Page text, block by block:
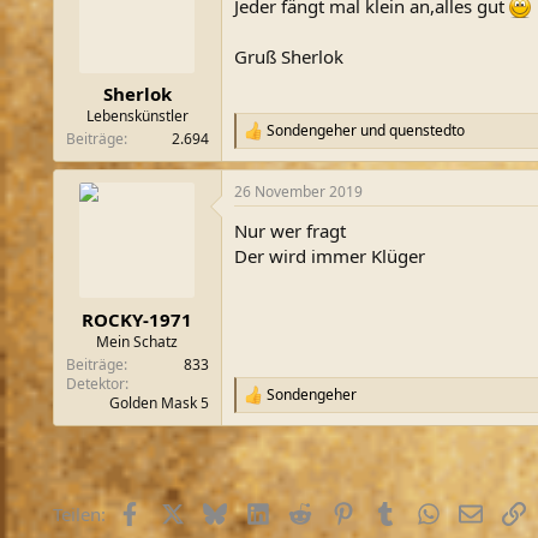
i
n
e
Sherlok
Lebenskünstler
Beiträge
2.694
Jeder fängt mal klein an,alles gut
Gruß Sherlok
R
e
a
k
i
o
Sondengeherundquenstedto
ROCKY-1971
Mein Schatz
Beiträge
833
Detektor
Golden Mask 5
26 November 2019
Nur wer fragt
Der wird immer Klüger
R
e
a
t
i
o
Sondengeher
Teilen: FacebookX (Twitter)
BlueskyLinkedIn
Reddit PinterestTumblrWhatsApp
E-Mail